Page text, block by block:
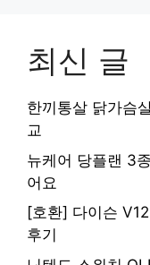
최신 글
한끼통살 닭가슴
교
뉴케어 당플랜 3
어요
[호환] 다이슨
후기